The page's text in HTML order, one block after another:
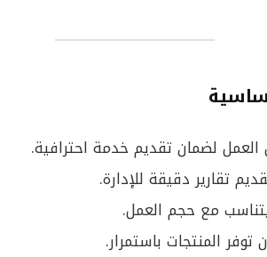
لضمان تقديم خدمة احترافية.
تقارير دقيقة للإدارة.
مع حجم العمل.
المنتجات باستمرار.